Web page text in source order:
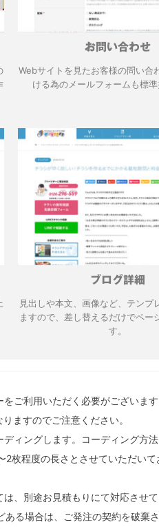
お問い合わせ
Webサイトを見たお客様の問い合
ける為のメールフォームも標準
ブログ詳細
見出しや本文、画像など、テンプ
ますので、差し替えるだけでペー
す。
ご利用いただく必要がございま
ますのでご注意ください。
ィングします。コーディング方
2枚程度の長さとさせていただい
、別途お見積もりにて対応させて
ある場合は、ご発注の契約を破